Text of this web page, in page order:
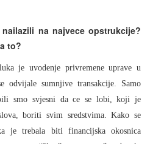
na najvece opstrukcije?
to?
je uvodenje privremene uprave u
odvijale sumnjive transakcije. Samo
smo svjesni da ce se lobi, koji je
boriti svim sredstvima. Kako se
je trebala biti financijska okosnica